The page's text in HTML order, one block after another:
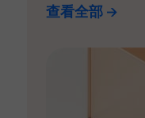
查看全部